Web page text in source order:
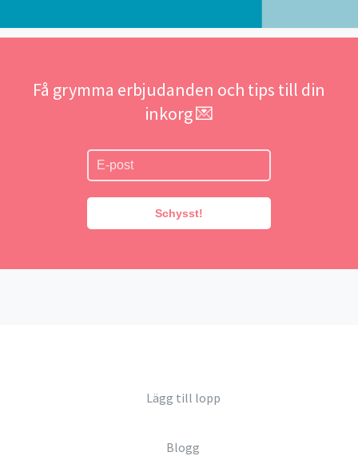
Få grymma erbjudanden och tips till din
inkorg 💌
Schysst!
Lägg till lopp
Blogg